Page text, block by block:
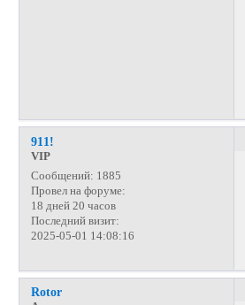
911!
VIP
Сообщений: 1885
Провел на форуме:
18 дней 20 часов
Последний визит:
2025-05-01 14:08:16
Rotor